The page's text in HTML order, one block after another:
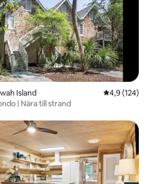
Island 4,9 av 5 i
4,9 (124)
| Nära till strand